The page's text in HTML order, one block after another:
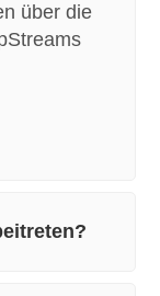
über die